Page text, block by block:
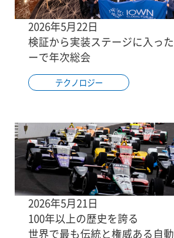
2026年5月22日
検証から実装ステージに入っ
ーで年次総会
テクノロジー
2026年5月21日
100年以上の歴史を誇る
世界で最も伝統と権威ある自